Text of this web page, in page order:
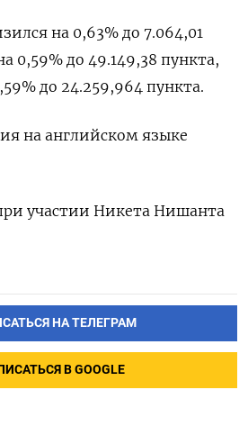
на 0,63% до 7.064,01
‌0,59% до ​49.149,38 пункта,
до 24.259,964 пункта.
на ​английском ⁠языке
участии Никета ​Нишанта
НА ТЕЛЕГРАМ
В GOOGLE